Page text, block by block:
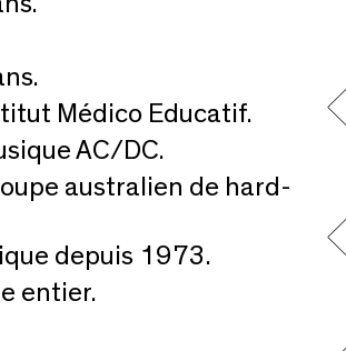
Médico Educatif.
AC/DC.
australien de hard-
depuis 1973.
entier.